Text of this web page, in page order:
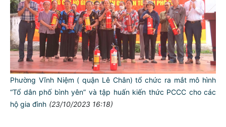
Phường Vĩnh Niệm ( quận Lê Chân) tổ chức ra mắt mô hình
“Tổ dân phố bình yên” và tập huấn kiến thức PCCC cho các
hộ gia đình (23/10/2023 16:18)
TƯ CÁCH
NGƯỜI CÔNG AN CÁCH MỆNH LÀ:
Đối với tự mình, phải
CẦN, KIỆM, LIÊM, CHÍNH
Đối với đồng sự, phải
THÂN ÁI GIÚP ĐỠ